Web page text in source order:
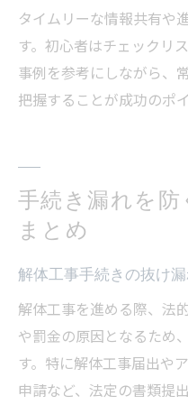
タイムリーな情報共有や
す。初心者はチェックリ
事例を参考にしながら、
把握することが成功のポ
手続き漏れを
まとめ
解体工事手続きの抜け
解体工事を進める際、法
や罰金の原因となるため
す。特に解体工事届出や
申請など、法定の書類提